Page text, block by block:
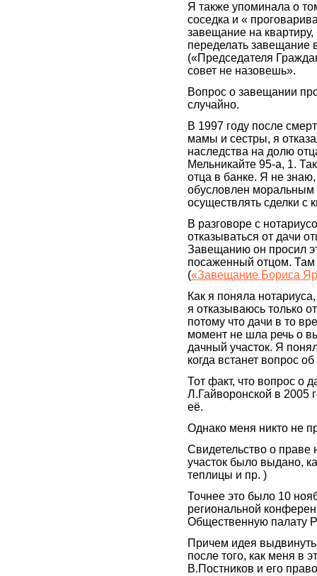
Я также упоминала о
соседка и «
завещание на
переделать завещание
(«Председателя
совет не назовешь».
Вопрос о завещании
случайно.
В 1997 году после
мамы и сестры, я
наследства на долю
Мельникайте 95-а, 1.
отца в банке. Я не
обусловлен
осуществлять сделки с
В разговоре с
отказываться от дачи
Завещанию он просил
посаженный отцом. Там
(«Завещание Бориса
Как я поняла
я отказываюсь только
потому что дачи в то
момент не шла речь о
дачный участок. Я
когда встанет вопрос
Тот факт, что вопрос о
Л.Гайворонской в 2005
её.
Однако меня никто не
Свидетельство о праве
участок было выдано,
теплицы и пр. )
Точнее это было 10
региональной
Общественную палату
Причем идея
после того, как меня в
В.Постников и его